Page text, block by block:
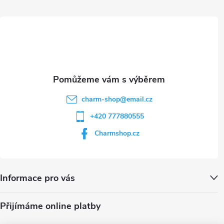
charm-shop@email.cz
+420 777880555
Charmshop.cz
Informace pro vás
Přijímáme online platby